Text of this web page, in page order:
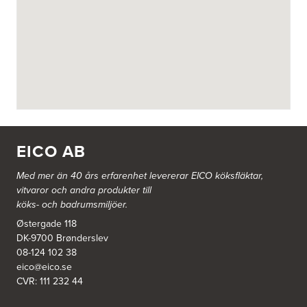
431 53 Mölndal
Tel.:31864380
Ballingslöv Arninge
Hantverkarvägen 14
187 66 Täby
Tel.:0046-86300150
http://www.ballingslov.se
Ballingslöv Borås
EICO AB
Med mer än 40 års erfarenhet levererar EICO köksfläktar,
vitvaror och andra produkter till
köks- och badrumsmiljöer.
Østergade 118
DK-9700 Brønderslev
08-124 102 38
eico@eico.se
CVR: 111 232 44